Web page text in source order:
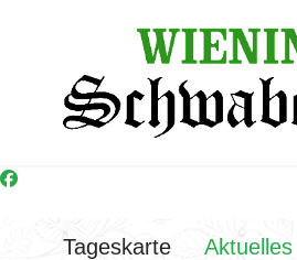
Tageskarte Aktuelles